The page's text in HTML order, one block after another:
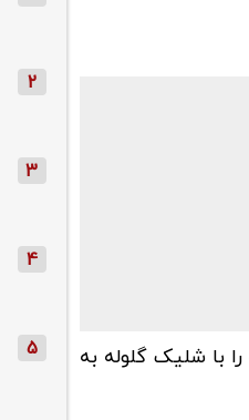
با شلیک گلوله به
2
3
4
5